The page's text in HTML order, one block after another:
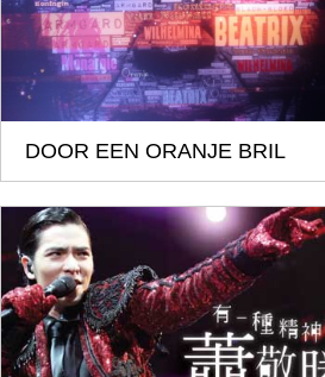
DOOR EEN ORANJE BRIL